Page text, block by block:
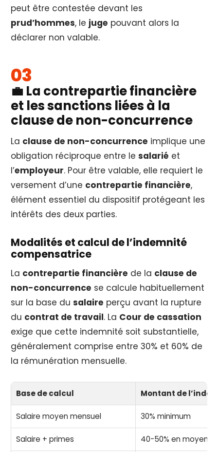
peut être contestée devant les
prud’hommes, le juge pouvant alors la
déclarer non valable.
💼 La contrepartie financière
et les sanctions liées à la
clause de non-concurrence
La clause de non-concurrence implique une
obligation réciproque entre le salarié et
l’employeur. Pour être valable, elle requiert le
versement d’une contrepartie financière,
élément essentiel du dispositif protégeant les
intérêts des deux parties.
Modalités et calcul de l’indemnité
compensatrice
La contrepartie financière de la clause de
non-concurrence se calcule habituellement
sur la base du salaire perçu avant la rupture
du contrat de travail. La Cour de cassation
exige que cette indemnité soit substantielle,
généralement comprise entre 30% et 60% de
la rémunération mensuelle.
Base de calcul Montant de
Salaire moyen mensuel 30% minimum
Salaire + primes 40-50% en moyenne